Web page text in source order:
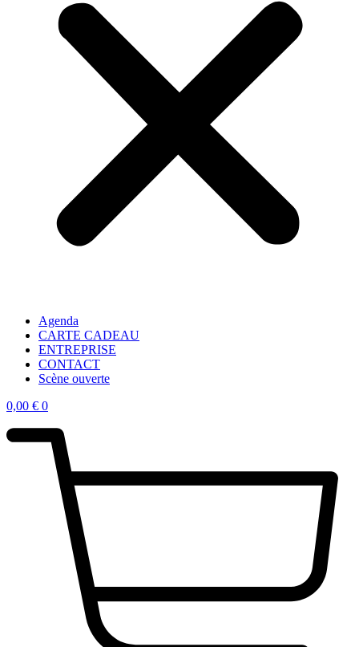
Agenda
CARTE CADEAU
ENTREPRISE
CONTACT
Scène ouverte
0,00 € 0